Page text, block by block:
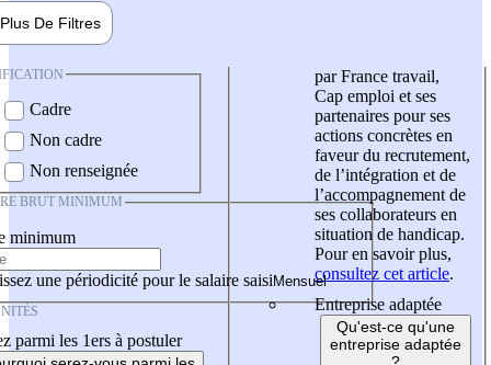
Plus De Filtres
Cadre
Non cadre
Non renseignée
BRUT MINIMUM
minimum
une périodicité pour le salaire saisi
parmi les 1ers à postuler
par France travail,
Cap emploi et ses
partenaires pour ses
actions concrètes en
faveur du recrutement,
de l’intégration et de
l’accompagnement de
ses collaborateurs en
situation de handicap.
Pour en savoir plus,
consultez cet article.
Entreprise adaptée
Qu'est-ce qu'une
entreprise adaptée
?